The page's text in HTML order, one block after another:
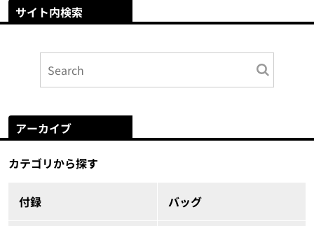
サイト内検索
アーカイブ
カテゴリから探す
付録 バッグ